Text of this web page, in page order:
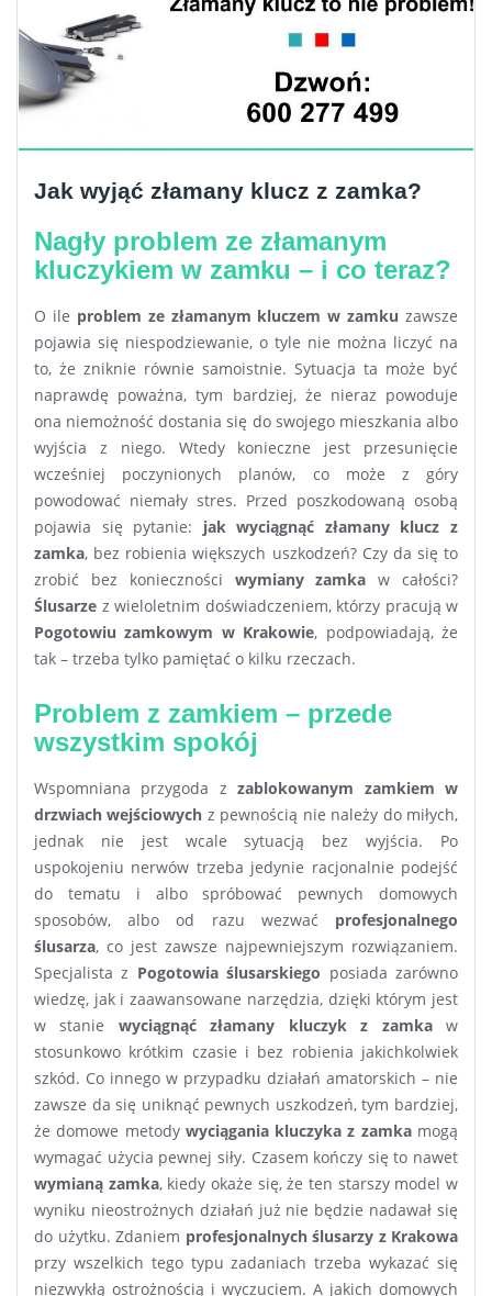
Jak wyjąć złamany klucz z zamka?
Nagły problem ze złamanym
kluczykiem w zamku – i co teraz?
O ile problem ze złamanym kluczem w zamku zawsze
pojawia się niespodziewanie, o tyle nie można liczyć na
to, że zniknie równie samoistnie. Sytuacja ta może być
naprawdę poważna, tym bardziej, że nieraz powoduje
ona niemożność dostania się do swojego mieszkania albo
wyjścia z niego. Wtedy konieczne jest przesunięcie
wcześniej poczynionych planów, co może z góry
powodować niemały stres. Przed poszkodowaną osobą
pojawia się pytanie: jak wyciągnąć złamany klucz z
zamka, bez robienia większych uszkodzeń? Czy da się to
zrobić bez konieczności wymiany zamka w całości?
Ślusarze z wieloletnim doświadczeniem, którzy pracują w
Pogotowiu zamkowym w Krakowie, podpowiadają, że
tak – trzeba tylko pamiętać o kilku rzeczach.
Problem z zamkiem – przede
wszystkim spokój
Wspomniana przygoda zzablokowanym zamkiem w
drzwiach wejściowych z pewnością nie należy do miłych,
jednak nie jest wcale sytuacją bez wyjścia. Po
uspokojeniu nerwów trzeba jedynie racjonalnie podejść
do tematu i albo spróbować pewnych domowych
sposobów, albo od razu wezwać profesjonalnego
ślusarza, co jest zawsze najpewniejszym rozwiązaniem.
Specjalista z Pogotowia ślusarskiego posiada zarówno
wiedzę, jak i zaawansowane narzędzia, dzięki którym jest
w stanie wyciągnąć złamany kluczyk z zamkaw
stosunkowo krótkim czasie i bez robienia jakichkolwiek
szkód. Co innego w przypadku działań amatorskich – nie
zawsze da się uniknąć pewnych uszkodzeń, tym bardziej,
że domowe metody wyciągania kluczyka z zamkamogą
wymagać użycia pewnej siły. Czasem kończy się to nawet
wymianą zamka, kiedy okaże się, że ten starszy model w
wyniku nieostrożnych działań już nie będzie nadawał się
do użytku. Zdaniem profesjonalnych ślusarzy z Krakowa
przy wszelkich tego typu zadaniach trzeba wykazać się
niezwykłą ostrożnością i wyczuciem. A jakich domowych